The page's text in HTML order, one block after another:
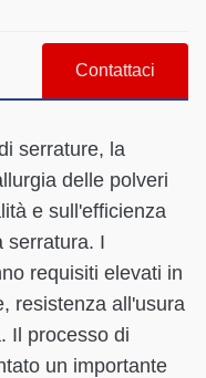
Contattaci
serrature, la
delle polveri
e sull'efficienza
serratura. I
requisiti elevati in
resistenza all'usura
Il processo di
un importante